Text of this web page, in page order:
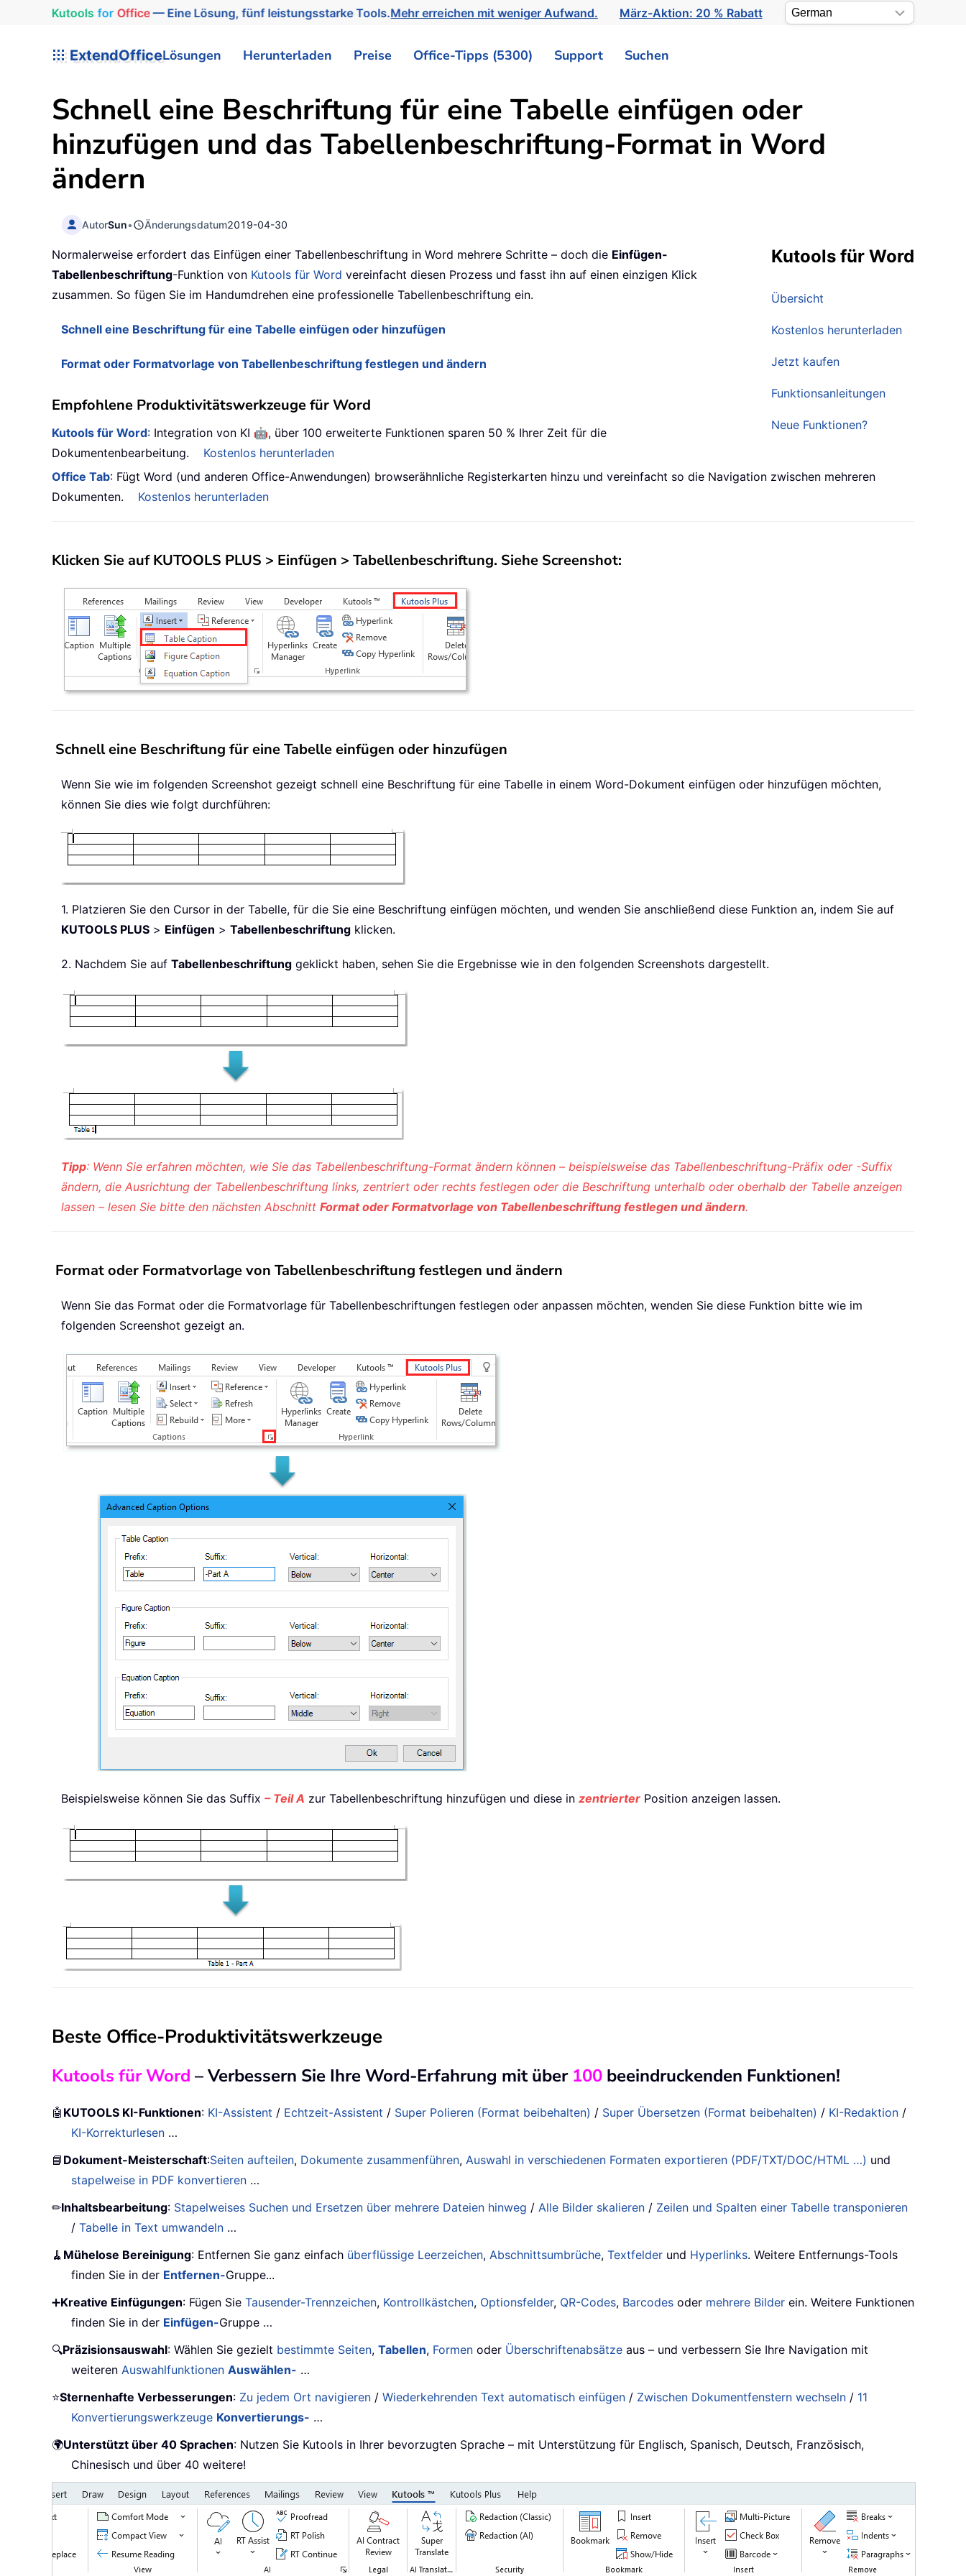
Kutools for Office— Eine Lösung, fünf leistungsstarke Tools.Mehr erreichen mit weniger Aufwand. März-Aktion: 20 % Rabatt
ExtendOfficeLösungen Herunterladen Preise Office-Tipps (5300) Support Suchen
Schnell eine Beschriftung für eine Tabelle einfügen oder
hinzufügen und das Tabellenbeschriftung-Format in Word
ändern
AutorSun• Änderungsdatum2019-04-30
Kutools für Word
Übersicht
Kostenlos herunterladen
Jetzt kaufen
Funktionsanleitungen
Neue Funktionen?
Normalerweise erfordert das Einfügen einer Tabellenbeschriftung in Word mehrere Schritte – doch die Einfügen-
Tabellenbeschriftung-Funktion von Kutools für Word vereinfacht diesen Prozess und fasst ihn auf einen einzigen Klick
zusammen. So fügen Sie im Handumdrehen eine professionelle Tabellenbeschriftung ein.
Schnell eine Beschriftung für eine Tabelle einfügen oder hinzufügen
Format oder Formatvorlage von Tabellenbeschriftung festlegen und ändern
Empfohlene Produktivitätswerkzeuge für Word
Kutools für Word: Integration von KI 🤖, über 100 erweiterte Funktionen sparen 50 % Ihrer Zeit für die
Dokumentenbearbeitung.
Kostenlos herunterladen
Office Tab: Fügt Word (und anderen Office-Anwendungen) browserähnliche Registerkarten hinzu und vereinfacht so die Navigation zwischen mehreren
Dokumenten.
Kostenlos herunterladen
Klicken Sie aufKUTOOLS PLUS > Einfügen > Tabellenbeschriftung. Siehe Screenshot:
Schnell eine Beschriftung für eine Tabelle einfügen oder hinzufügen
Wenn Sie wie im folgenden Screenshot gezeigt schnell eine Beschriftung für eine Tabelle in einem Word-Dokument einfügen oder hinzufügen möchten,
können Sie dies wie folgt durchführen:
1. Platzieren Sie den Cursor in der Tabelle, für die Sie eine Beschriftung einfügen möchten, und wenden Sie anschließend diese Funktion an, indem Sie auf
KUTOOLS PLUS > Einfügen > Tabellenbeschriftung klicken.
2. Nachdem Sie auf Tabellenbeschriftung geklickt haben, sehen Sie die Ergebnisse wie in den folgenden Screenshots dargestellt.
Tipp: Wenn Sie erfahren möchten, wie Sie das Tabellenbeschriftung-Format ändern können – beispielsweise das Tabellenbeschriftung-Präfix oder -Suffix
ändern, die Ausrichtung der Tabellenbeschriftung links, zentriert oder rechts festlegen oder die Beschriftung unterhalb oder oberhalb der Tabelle anzeigen
lassen – lesen Sie bitte den nächsten Abschnitt Format oder Formatvorlage von Tabellenbeschriftung festlegen und ändern.
Format oder Formatvorlage von Tabellenbeschriftung festlegen und ändern
Wenn Sie das Format oder die Formatvorlage für Tabellenbeschriftungen festlegen oder anpassen möchten, wenden Sie diese Funktion bitte wie im
folgenden Screenshot gezeigt an.
Beispielsweise können Sie das Suffix – Teil A zur Tabellenbeschriftung hinzufügen und diese in zentrierter Position anzeigen lassen.
Beste Office-Produktivitätswerkzeuge
Kutools für Word – Verbessern Sie Ihre Word-Erfahrung mit über 100 beeindruckenden Funktionen!
🤖 KUTOOLS KI-Funktionen: KI-Assistent / Echtzeit-Assistent / Super Polieren (Format beibehalten) / Super Übersetzen (Format beibehalten) / KI-Redaktion /
KI-Korrekturlesen …
📘 Dokument-Meisterschaft:Seiten aufteilen, Dokumente zusammenführen, Auswahl in verschiedenen Formaten exportieren (PDF/TXT/DOC/HTML …) und
stapelweise in PDF konvertieren …
✏Inhaltsbearbeitung: Stapelweises Suchen und Ersetzen über mehrere Dateien hinweg / Alle Bilder skalieren / Zeilen und Spalten einer Tabelle transponieren
/Tabelle in Text umwandeln …
🧹 Mühelose Bereinigung: Entfernen Sie ganz einfach überflüssige Leerzeichen, Abschnittsumbrüche, Textfelder und Hyperlinks. Weitere Entfernungs-Tools
finden Sie in der Entfernen-Gruppe...
➕Kreative Einfügungen: Fügen Sie Tausender-Trennzeichen, Kontrollkästchen, Optionsfelder, QR-Codes, Barcodes oder mehrere Bilder ein. Weitere Funktionen
finden Sie in der Einfügen-Gruppe …
🔍Präzisionsauswahl: Wählen Sie gezielt bestimmte Seiten, Tabellen, Formen oder Überschriftenabsätze aus – und verbessern Sie Ihre Navigation mit
weiterenAuswahlfunktionenAuswählen- …
⭐Sternenhafte Verbesserungen: Zu jedem Ort navigieren / Wiederkehrenden Text automatisch einfügen / Zwischen Dokumentfenstern wechseln / 11
Konvertierungswerkzeuge Konvertierungs- …
🌍Unterstützt über 40 Sprachen: Nutzen Sie Kutools in Ihrer bevorzugten Sprache – mit Unterstützung für Englisch, Spanisch, Deutsch, Französisch,
Chinesisch und über 40 weitere!